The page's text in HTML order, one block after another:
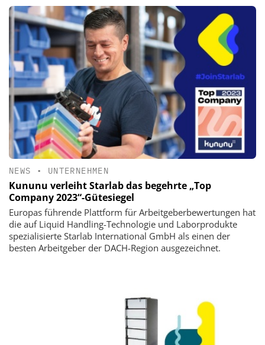
NEWS • UNTERNEHMEN
Kununu verleiht Starlab das begehrte „Top
Company 2023“-Gütesiegel
Europas führende Plattform für Arbeitgeberbewertungen hat
die auf Liquid Handling-Technologie und Laborprodukte
spezialisierte Starlab International GmbH als einen der
besten Arbeitgeber der DACH-Region ausgezeichnet.